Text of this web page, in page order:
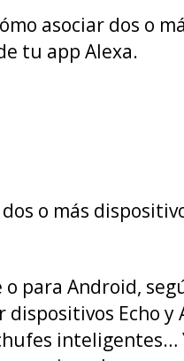
asociar dos o
tu app Alexa.
o más
para Android,
Echo
inteligentes…